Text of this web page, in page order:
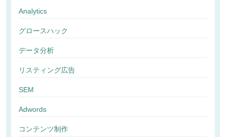
Analytics
グロースハック
データ分析
リスティング広告
SEM
Adwords
コンテンツ制作